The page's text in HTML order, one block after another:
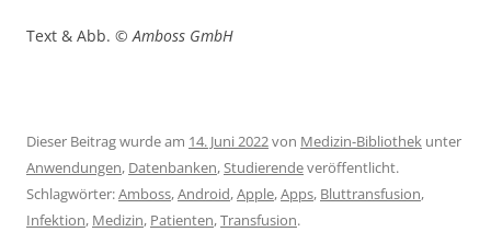
Text & Abb. ©Amboss GmbH
Dieser Beitrag wurde am 14. Juni 2022von Medizin-Bibliothek unter
Anwendungen, Datenbanken,Studierendeveröffentlicht.
Schlagwörter:Amboss,Android,Apple,Apps, Bluttransfusion,
Infektion, Medizin, Patienten,Transfusion.